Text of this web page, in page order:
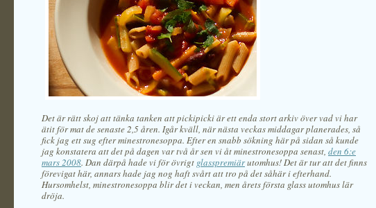
Det är rätt skoj att tänka tanken att pickipicki är ett enda stort arkiv över vad vi har
ätit för mat de senaste 2,5 åren. Igår kväll, när nästa veckas middagar planerades, så
fick jag ett sug efter minestronesoppa. Efter en snabb sökning här på sidan så kunde
jag konstatera att det på dagen var två år sen vi åt minestronesoppa senast, den 6:e
mars 2008. Dan därpå hade vi för övrigt glasspremiärutomhus! Det är tur att det finns
förevigat här, annars hade jag nog haft svårt att tro på det såhär i efterhand.
Hursomhelst, minestronesoppa blir det i veckan, men årets första glass utomhus lär
dröja.